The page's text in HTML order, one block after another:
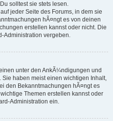
solltest sie stets lesen.
jeder Seite des Forums, in dem sie
hÃ¤ngt es von deinen
erstellen kannst oder nicht. Die
Administration vergeben.
unter den AnkÃ¼ndigungen und
haben meist einen wichtigen Inhalt,
den Bekanntmachungen hÃ¤ngt es
Themen erstellen kannst oder
Administration ein.